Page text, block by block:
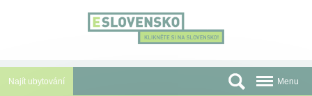
Najít ubytování Menu